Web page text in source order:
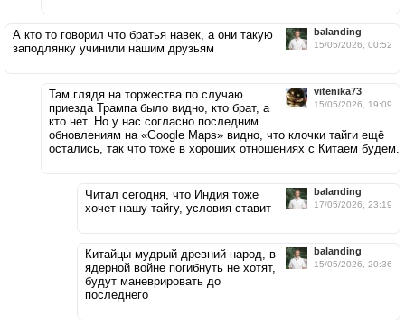
balanding
15/05/2026, 00:52
А кто то говорил что братья навек, а они такую
заподлянку учинили нашим друзьям
vitenika73
15/05/2026, 19:09
Там глядя на торжества по случаю
приезда Трампа было видно, кто брат, а
кто нет. Но у нас согласно последним
обновлениям на «Google Maps» видно, что клочки тайги ещё
остались, так что тоже в хороших отношениях с Китаем будем.
balanding
17/05/2026, 23:19
Читал сегодня, что Индия тоже
хочет нашу тайгу, условия ставит
balanding
15/05/2026, 20:36
Китайцы мудрый древний народ, в
ядерной войне погибнуть не хотят,
будут маневрировать до
последнего